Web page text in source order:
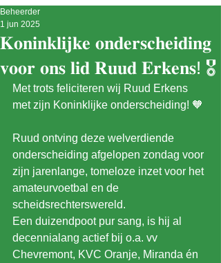
𝐊𝐨𝐧𝐢𝐧𝐤𝐥𝐢𝐣𝐤𝐞 𝐨𝐧𝐝𝐞𝐫𝐬𝐜𝐡𝐞𝐢𝐝𝐢𝐧𝐠
𝐯𝐨𝐨𝐫 𝐨𝐧𝐬 𝐥𝐢𝐝 𝐑𝐮𝐮𝐝 𝐄𝐫𝐤𝐞𝐧𝐬! 🎖️
Beheerder
1 jun 2025
Met trots feliciteren wij Ruud Erkens
met zijn Koninklijke onderscheiding! 🧡
Ruud ontving deze welverdiende
onderscheiding afgelopen zondag voor
zijn jarenlange, tomeloze inzet voor het
amateurvoetbal en de
scheidsrechterswereld.
Een duizendpoot pur sang, is hij al
decennialang actief bij o.a. vv
Chevremont, KVC Oranje, Miranda én